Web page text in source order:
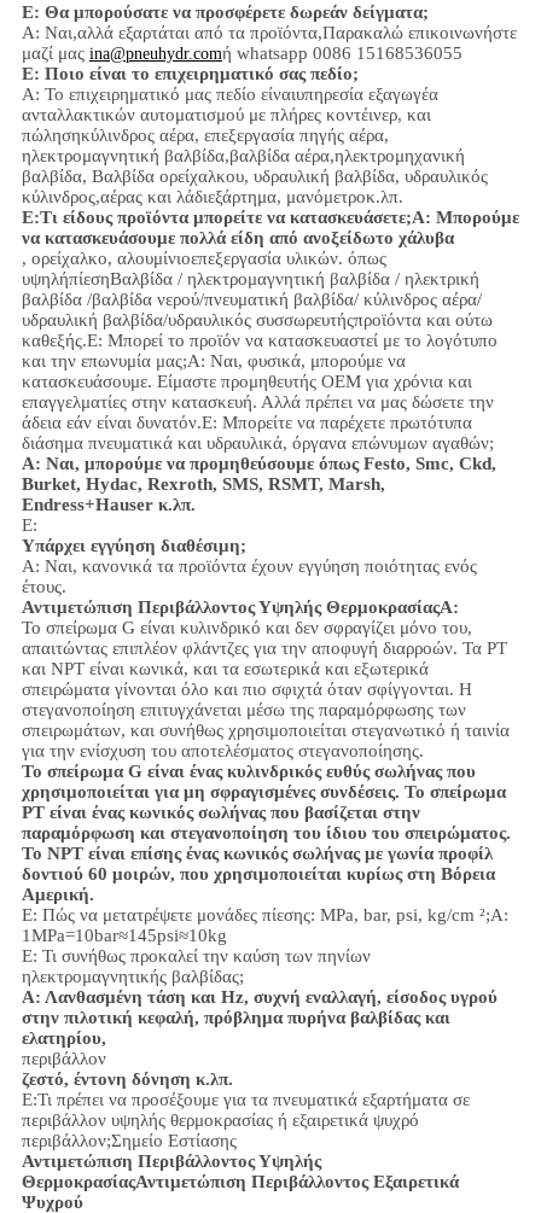
Ε: Θα μπορούσατε να προσφέρετε δωρεάν δείγματα;
Α: Ναι,αλλά εξαρτάται από τα προϊόντα,Παρακαλώ επικοινωνήστε
μαζί μας ina@pneuhydr.comή whatsapp 0086 15168536055
Ε: Ποιο είναι το επιχειρηματικό σας πεδίο;
Α: Το επιχειρηματικό μας πεδίο είναιυπηρεσία εξαγωγέα
ανταλλακτικών αυτοματισμού με πλήρες κοντέινερ, και
πώλησηκύλινδρος αέρα, επεξεργασία πηγής αέρα,
ηλεκτρομαγνητική βαλβίδα,βαλβίδα αέρα,ηλεκτρομηχανική
βαλβίδα, Βαλβίδα ορείχαλκου, υδραυλική βαλβίδα, υδραυλικός
κύλινδρος,αέρας και λάδιεξάρτημα, μανόμετροκ.λπ.
Ε:Τι είδους προϊόντα μπορείτε να κατασκευάσετε;Α: Μπορούμε
να κατασκευάσουμε πολλά είδη από ανοξείδωτο χάλυβα
, ορείχαλκο, αλουμίνιοεπεξεργασία υλικών. όπως
υψηλήπίεσηΒαλβίδα / ηλεκτρομαγνητική βαλβίδα / ηλεκτρική
βαλβίδα /βαλβίδα νερού/πνευματική βαλβίδα/ κύλινδρος αέρα/
υδραυλική βαλβίδα/υδραυλικός συσσωρευτήςπροϊόντα και ούτω
καθεξής.Ε: Μπορεί το προϊόν να κατασκευαστεί με το λογότυπο
και την επωνυμία μας;Α: Ναι, φυσικά, μπορούμε να
κατασκευάσουμε. Είμαστε προμηθευτής OEM για χρόνια και
επαγγελματίες στην κατασκευή. Αλλά πρέπει να μας δώσετε την
άδεια εάν είναι δυνατόν.Ε: Μπορείτε να παρέχετε πρωτότυπα
διάσημα πνευματικά και υδραυλικά, όργανα επώνυμων αγαθών;
Α: Ναι, μπορούμε να προμηθεύσουμε όπως Festo, Smc, Ckd,
Burket, Hydac, Rexroth, SMS, RSMT, Marsh,
Endress+Hauser κ.λπ.
Ε:
Υπάρχει εγγύηση διαθέσιμη;
Α: Ναι, κανονικά τα προϊόντα έχουν εγγύηση ποιότητας ενός
έτους.
Αντιμετώπιση Περιβάλλοντος Υψηλής ΘερμοκρασίαςΑ:
Το σπείρωμα G είναι κυλινδρικό και δεν σφραγίζει μόνο του,
απαιτώντας επιπλέον φλάντζες για την αποφυγή διαρροών. Τα PT
και NPT είναι κωνικά, και τα εσωτερικά και εξωτερικά
σπειρώματα γίνονται όλο και πιο σφιχτά όταν σφίγγονται. Η
στεγανοποίηση επιτυγχάνεται μέσω της παραμόρφωσης των
σπειρωμάτων, και συνήθως χρησιμοποιείται στεγανωτικό ή ταινία
για την ενίσχυση του αποτελέσματος στεγανοποίησης.
Το σπείρωμα G είναι ένας κυλινδρικός ευθύς σωλήνας που
χρησιμοποιείται για μη σφραγισμένες συνδέσεις. Το σπείρωμα
PT είναι ένας κωνικός σωλήνας που βασίζεται στην
παραμόρφωση και στεγανοποίηση του ίδιου του σπειρώματος.
Το NPT είναι επίσης ένας κωνικός σωλήνας με γωνία προφίλ
δοντιού 60 μοιρών, που χρησιμοποιείται κυρίως στη Βόρεια
Αμερική.
Ε: Πώς να μετατρέψετε μονάδες πίεσης: MPa, bar, psi, kg/cm ²;Α:
1MPa=10bar≈145psi≈10kg
Ε: Τι συνήθως προκαλεί την καύση των πηνίων
ηλεκτρομαγνητικής βαλβίδας;
Α: Λανθασμένη τάση και Hz, συχνή εναλλαγή, είσοδος υγρού
στην πιλοτική κεφαλή, πρόβλημα πυρήνα βαλβίδας και
ελατηρίου,
περιβάλλον
ζεστό, έντονη δόνηση κ.λπ.
Ε:Τι πρέπει να προσέξουμε για τα πνευματικά εξαρτήματα σε
περιβάλλον υψηλής θερμοκρασίας ή εξαιρετικά ψυχρό
περιβάλλον;Σημείο Εστίασης
Αντιμετώπιση Περιβάλλοντος Υψηλής
ΘερμοκρασίαςΑντιμετώπιση Περιβάλλοντος Εξαιρετικά
Ψυχρού